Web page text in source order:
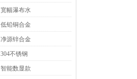
宽幅瀑布水
低铅铜合金
净源锌合金
304不锈钢
智能数显款